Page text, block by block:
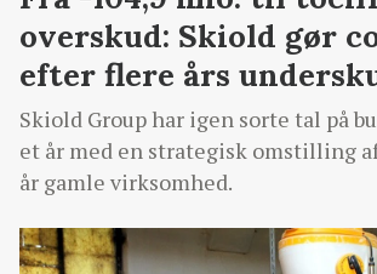
overskud: Skiold gør
efter flere års
Skiold Group har igen sorte tal på
et år med en strategisk omstilling
år gamle virksomhed.